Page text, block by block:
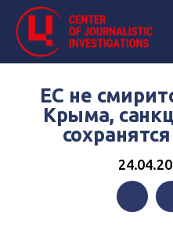
ЕС не
Крыма,